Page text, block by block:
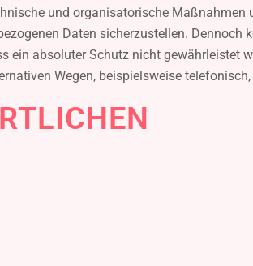
und organisatorische Maßnahmen
Daten sicherzustellen. Dennoch
absoluter Schutz nicht gewährleistet
Wegen, beispielsweise